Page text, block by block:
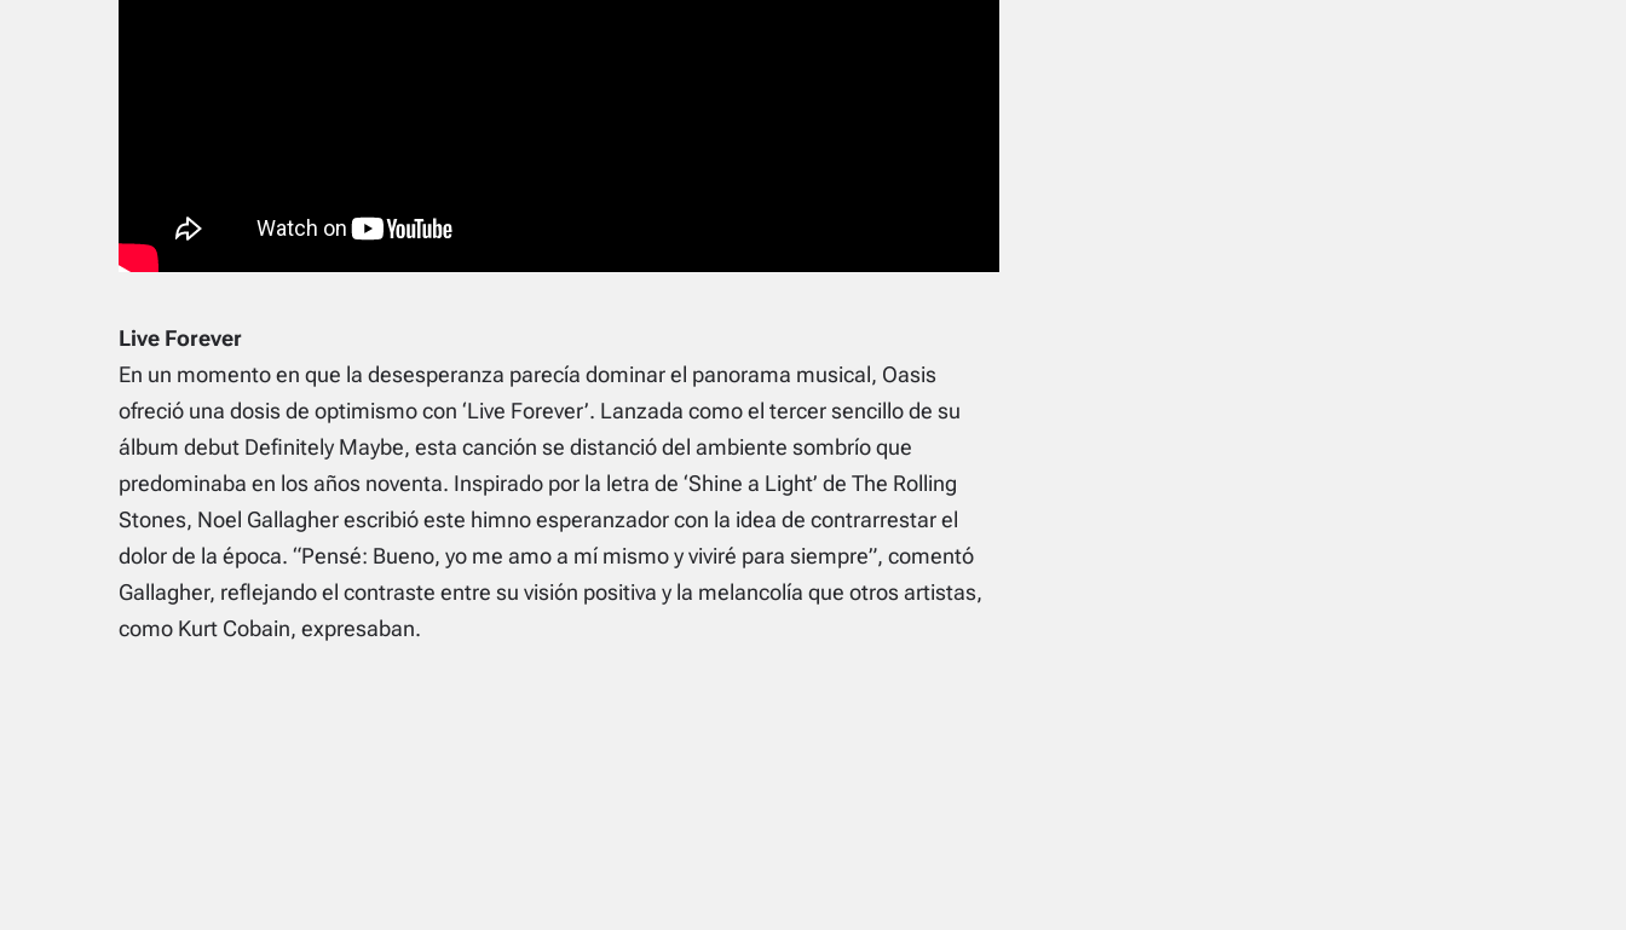
Live Forever
En un momento en que la desesperanza parecía dominar el panorama musical, Oasis
ofreció una dosis de optimismo con ‘Live Forever’. Lanzada como el tercer sencillo de su
álbum debut Definitely Maybe, esta canción se distanció del ambiente sombrío que
predominaba en los años noventa. Inspirado por la letra de ‘Shine a Light’ de The Rolling
Stones, Noel Gallagher escribió este himno esperanzador con la idea de contrarrestar el
dolor de la época. “Pensé: Bueno, yo me amo a mí mismo y viviré para siempre”, comentó
Gallagher, reflejando el contraste entre su visión positiva y la melancolía que otros artistas,
como Kurt Cobain, expresaban.